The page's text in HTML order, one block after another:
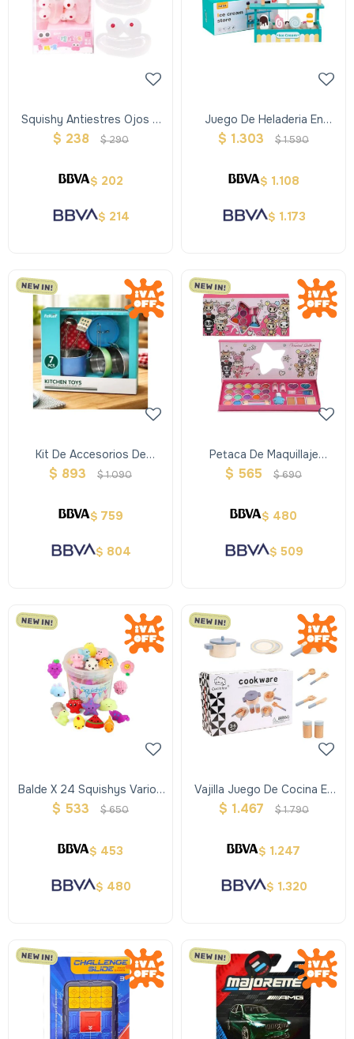
Squishy Antiestres Ojos Y
Boca 2 Pcs
$ 238 $290
$ 202
$ 214
Juego De Heladeria En
Madera Exhibidor De
$ 1.303 $1.590
$ 1.108
$ 1.173
Kit De Accesorios De
Cocina Metal 7 Pz
$ 893 $1.090
$ 759
$ 804
Petaca De Maquillaje
Estrella
$ 565 $690
$ 480
$ 509
Balde X 24 Squishys Varios
Colores Y Diseños
$ 533 $650
$ 453
$ 480
Vajilla Juego De Cocina En
Madera
$ 1.467 $1.790
$ 1.247
$ 1.320